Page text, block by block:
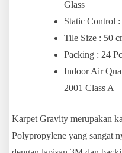
Glass
Static Control :
Tile Size : 50
Packing : 24
Indoor Air
2001 Class A
Karpet Gravity merupakan
Polypropylene yang sangat